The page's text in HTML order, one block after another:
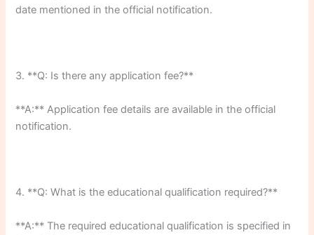
date mentioned in the official notification.
3. **Q: Is there any application fee?**
**A:** Application fee details are available in the official
notification.
4. **Q: What is the educational qualification required?**
**A:** The required educational qualification is specified in